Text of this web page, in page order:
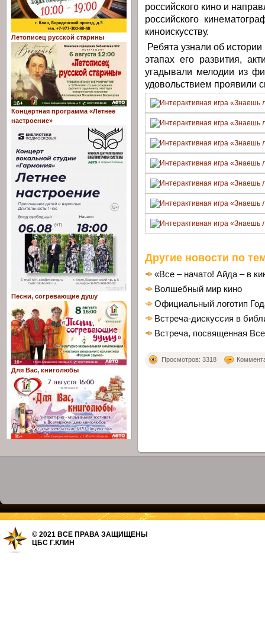
российского кино и
российского
киноискусству.
Ребята узнали об
этапах его развития,
угадывали мелодии из
удовольствием проявили
Другие новости по
«Все – начато! Айда – в
Волшебный мир кино
Официальный логотип
Встреча-дискуссия в
Встреча, посвященная
Просмотров: 3318
Летописец русской старины
Концертная программа «Летнее
настроение»
Песни, согревающие душу
Для Вас, книголюбы
© 2021 ВСЕ ПРАВА ЗАЩИЩЕНЫ
ЦБС Г.КЛИН